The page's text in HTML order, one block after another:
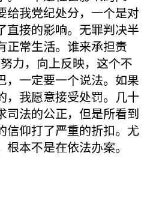
给我党纪处分，一个是对
直接的影响。无罪判决半
正常生活。谁来承担责
力，向上反映，这个不
，一定要一个说法。如果
，我愿意接受处罚。几十
司法的公正，但是所看到
信仰打了严重的折扣。尤
本不是在依法办案。